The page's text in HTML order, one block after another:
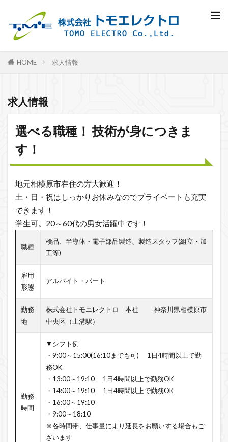
HOME 求人情報
求人情報
選べる職種！ 技術が身につきま
す！
地元相模原市在住の方大歓迎！
土・日・祝はしっかりお休みなのでプライベートも充実
できます！
学生可。20～60代の男女活躍中です！
職種
検品、半導体・電子部品製造、製造スタッフ(組立・加
工等)
雇用
形態
アルバイト・パート
勤務
地
株式会社トモエレクトロ 本社 神奈川県相模原市
中央区（上溝駅）
勤務
時間
▼シフト例
・9:00～15:00(16:10までも可) 1日4時間以上で勤
務OK
・13:00～19:10 1日4時間以上で勤務OK
・14:00～19:10 1日4時間以上で勤務OK
・16:00～19:10
・9:00～18:10
※各時間帯、仕事量により延長をお願いする場合もご
ざいます